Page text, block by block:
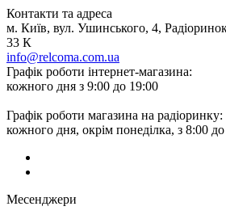
Контакти та адреса
м. Київ, вул. Ушинського, 4,
33 К
info@relcoma.com.ua
Графік роботи інтернет-магазина:
кожного дня з 9:00 до 19:00
Графік роботи магазина на радіоринку:
кожного дня, окрім понеділка, з 8:00
Месенджери